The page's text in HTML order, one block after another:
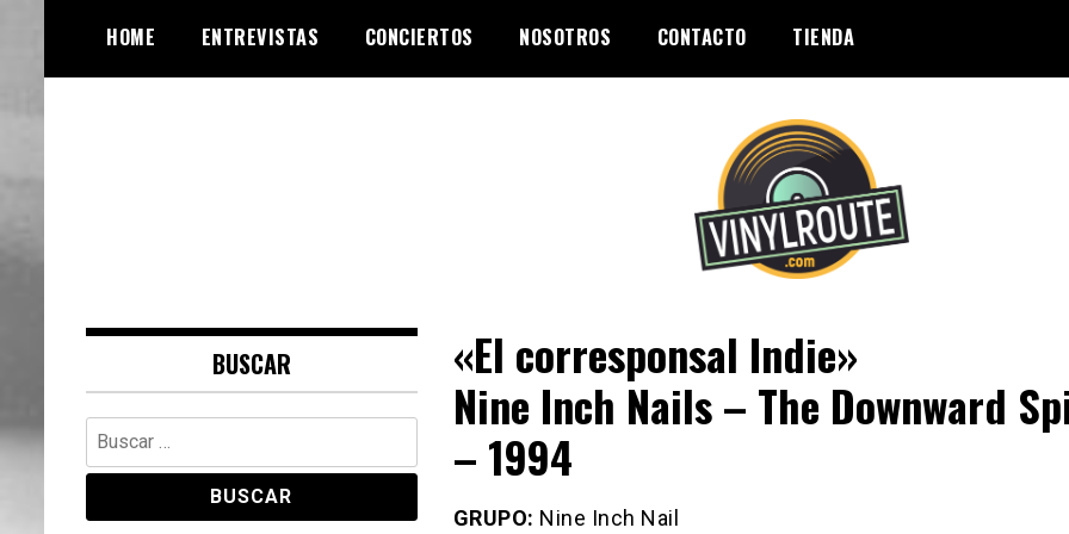
content
HOME ENTREVISTAS CONCIERTOS NOSOTROS CONTACTO TIENDA
VinylRoute
crónicas
«El corresponsal Indie»
Nine Inch Nails – The Downward
– 1994
GRUPO: Nine Inch Nail
BUSCAR
Buscar: